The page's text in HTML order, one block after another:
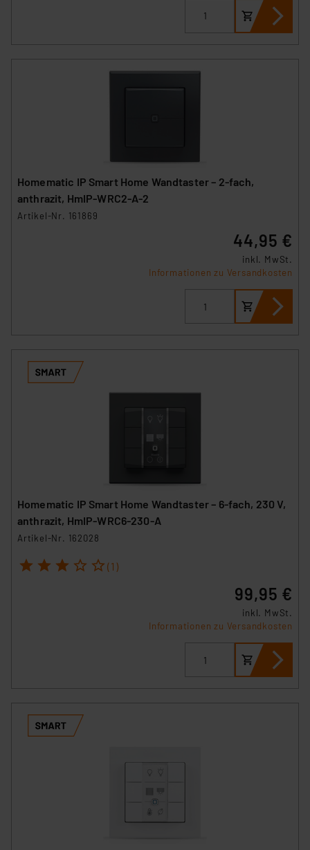
Homematic IP Smart Home Wandtaster – 2-fach,
anthrazit, HmIP-WRC2-A-2
Artikel-Nr. 161869
44,95 €
inkl. MwSt.
Informationen zu Versandkosten
Homematic IP Smart Home Wandtaster – 6-fach, 230 V,
anthrazit, HmIP-WRC6-230-A
Artikel-Nr. 162028
1 2 3 4 5 (1)
99,95 €
inkl. MwSt.
Informationen zu Versandkosten